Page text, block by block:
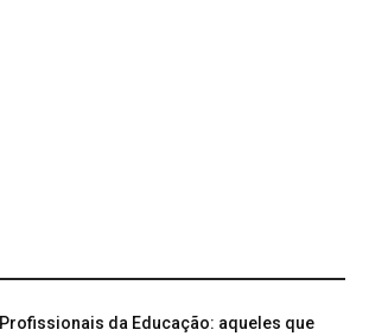
Profissionais da Educação: aqueles que